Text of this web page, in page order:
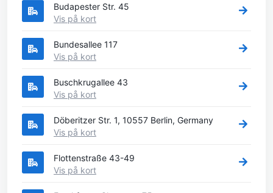
Budapester Str. 45
Vis på kort
Bundesallee 117
Vis på kort
Buschkrugallee 43
Vis på kort
Döberitzer Str. 1, 10557 Berlin, Germany
Vis på kort
Flottenstraße 43-49
Vis på kort